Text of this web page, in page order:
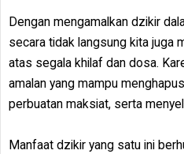
Dengan mengamalkan dzikir
secara tidak langsung kita juga
atas segala khilaf dan dosa.
amalan yang mampu
perbuatan maksiat, serta
Manfaat dzikir yang satu ini